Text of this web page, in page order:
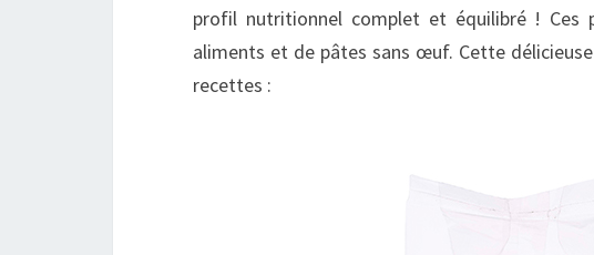
profil nutritionnel complet et équilibré ! Ces
aliments et de pâtes sans œuf. Cette
recettes :